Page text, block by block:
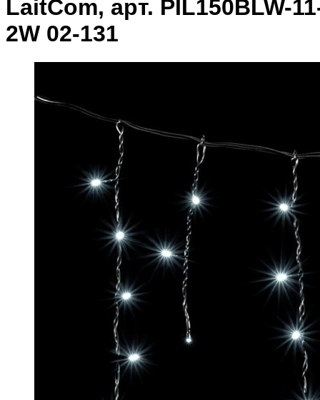
LaitCom, арт. PIL150BLW-
2W 02-131